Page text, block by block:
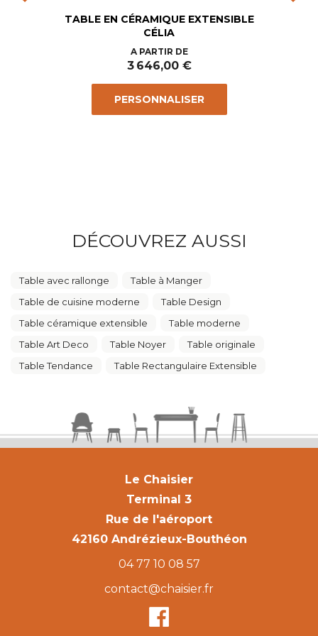
TABLE EN CÉRAMIQUE EXTENSIBLE
CÉLIA
Prix
A PARTIR DE
3 646,00 €
PERSONNALISER
DÉCOUVREZ AUSSI
Table avec rallonge
Table à Manger
Table de cuisine moderne
Table Design
Table céramique extensible
Table moderne
Table Art Deco
Table Noyer
Table originale
Table Tendance
Table Rectangulaire Extensible
Le Chaisier
Terminal 3
Rue de l'aéroport
42160 Andrézieux-Bouthéon
04 77 10 08 57
contact@chaisier.fr